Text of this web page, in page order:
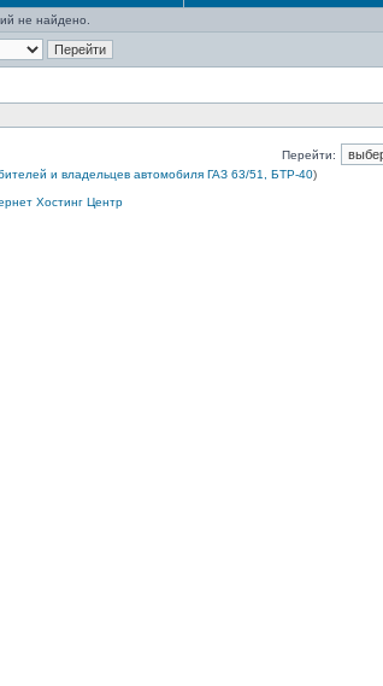
не найдено.
Перейти:
и владельцев автомобиля ГАЗ 63/51, БТР-40)
Хостинг Центр